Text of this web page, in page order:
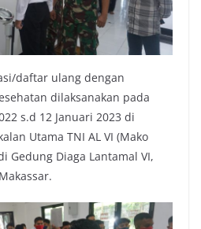
daftar ulang dengan
dilaksanakan pada
s.d 12 Januari 2023 di
Utama TNI AL VI (Mako
Gedung Diaga Lantamal VI,